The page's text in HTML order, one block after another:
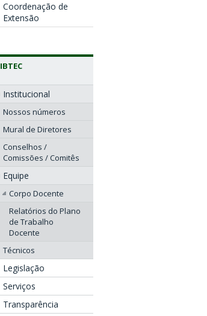
Coordenação de
Extensão
IBTEC
Institucional
Nossos números
Mural de Diretores
Conselhos /
Comissões / Comitês
Equipe
Corpo Docente
Relatórios do Plano
de Trabalho
Docente
Técnicos
Legislação
Serviços
Transparência